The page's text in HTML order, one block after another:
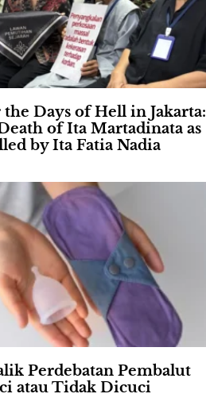
Days of Hell in Jakarta:
of Ita Martadinata as
by Ita Fatia Nadia
Perdebatan Pembalut
atau Tidak Dicuci